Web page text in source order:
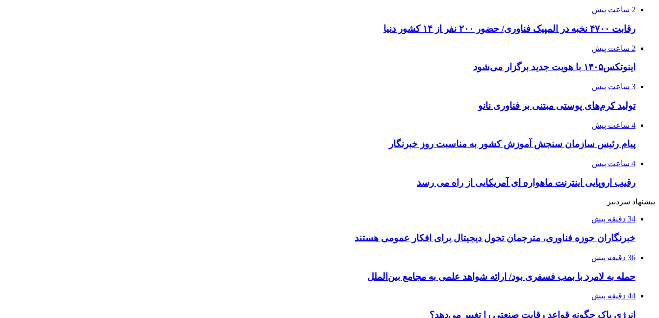
2 ساعت پیش
رقابت ۴۷۰۰ نخبه در المپیک فناوری/ حضور ۲۰۰ نفر از ۱۴ کشور دنیا
2 ساعت پیش
اینوتکس۱۴۰۵ با هویت جدید برگزار می‌شود
3 ساعت پیش
تولید کرم‌های پوستی مبتنی بر فناوری نانو
4 ساعت پیش
پیام رئیس سازمان سنجش آموزش کشور به مناسبت روز خبرنگار
4 ساعت پیش
رقیب اروپایی اینترنت ماهواره ای آمریکایی از راه می رسد
پیشنهاد سردبیر
34 دقیقه پیش
خبرنگاران حوزه فناوری، مترجمان تحول دیجیتال برای افکار عمومی هستند
36 دقیقه پیش
حمله به لامرد با بمب فسفری بود/ ارائه شواهد علمی به مجامع بین‌الملل
44 دقیقه پیش
انرژی پاک چگونه قواعد رقابت صنعتی را تغییر می‌دهد؟